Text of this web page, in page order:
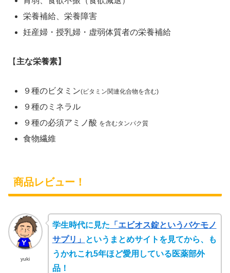
栄養補給、栄養障害
妊産婦・授乳婦・虚弱体質者の栄養補給
【 主な栄養素】
９種のビタミン(ビタミン関連化合物を含む)
９種のミネラル
９種の必須アミノ酸 を含むタンパク質
食物繊維
商品レビュー！
yuki
学生時代に見た 「エビオス錠というバケモノ
サプリ」 というまとめサイトを見てから、も
うかれこれ5年ほど愛用している医薬部外
品！